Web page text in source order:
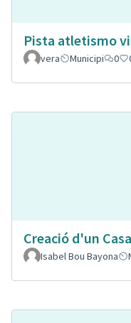
Pista atletismo
vera
Municipi 0
Creació d'un
Isabel Bou Bayona